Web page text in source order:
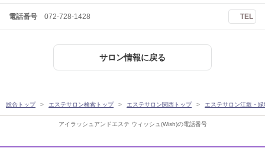
アイラッシュアンドエステ ウィッシュ(Wish)の電話番号
電話番号 072-728-1428 TEL
サロン情報に戻る
総合トップ エステサロン検索トップ エステサロン関西トップ エステサロン江坂・